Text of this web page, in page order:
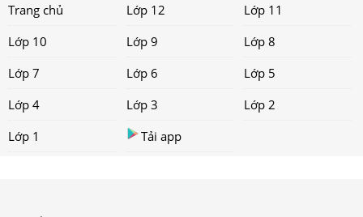
Trang chủ Lớp 12
Lớp 11
Lớp 10
Lớp 9
Lớp 8
Lớp 7
Lớp 6
Lớp 5
Lớp 4
Lớp 3
Lớp 2
Lớp 1
Tải app